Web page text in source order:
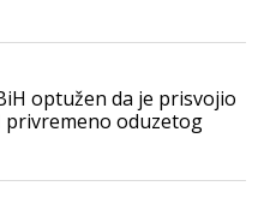
optužen da je prisvojio
privremeno oduzetog